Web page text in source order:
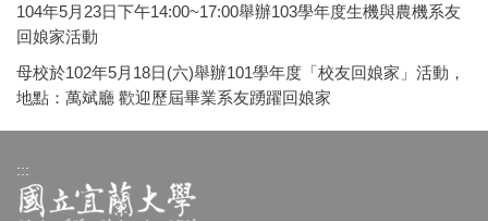
104年5月23日下午14:00~17:00舉辦103學年度生機與農機系友
回娘家活動
母校於102年5月18日(六)舉辦101學年度「校友回娘家」活動，
地點：萬斌廳 歡迎歷屆畢業系友踴躍回娘家
:::